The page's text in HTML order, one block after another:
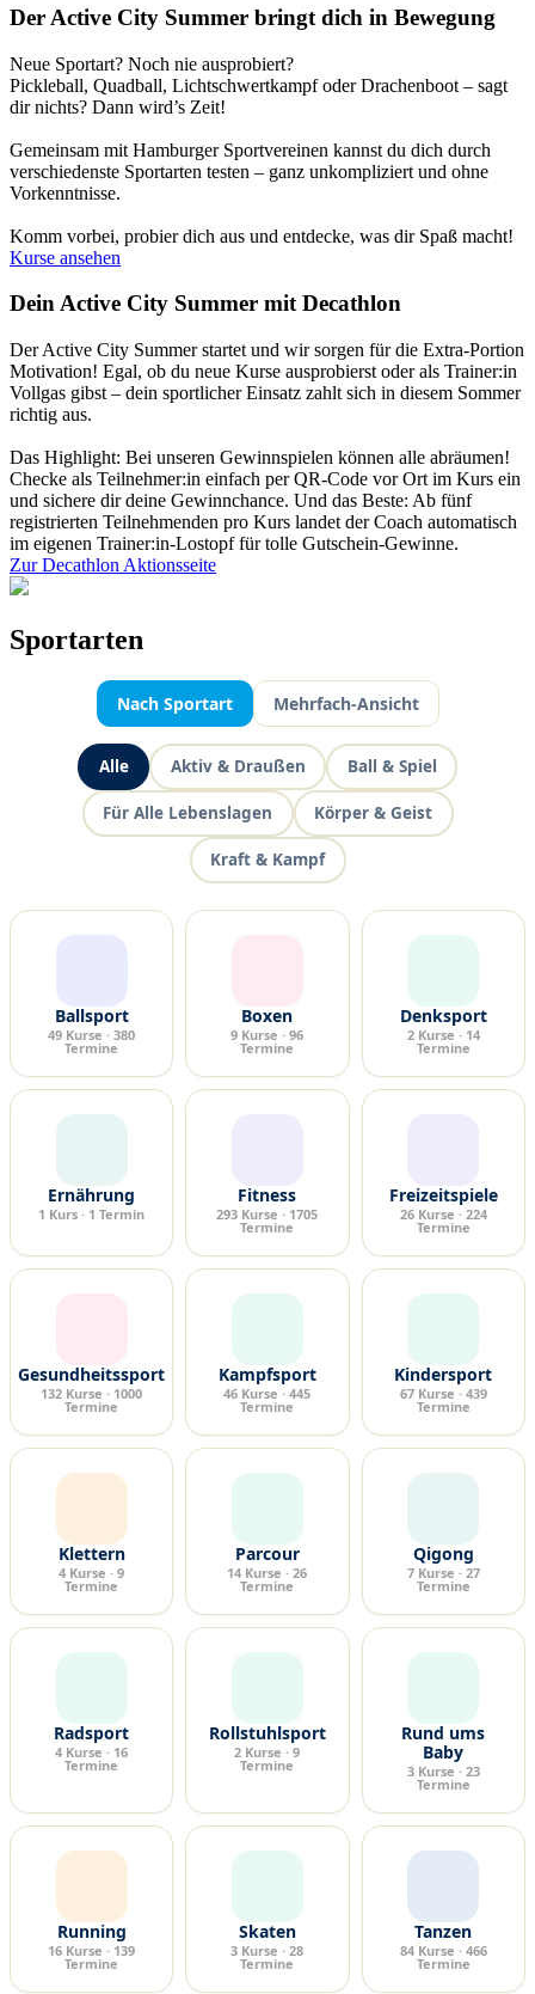
Der Active City Summer bringt dich in Bewegung
Neue Sportart? Noch nie ausprobiert?
Pickleball, Quadball, Lichtschwertkampf oder Drachenboot – sagt
dir nichts? Dann wird’s Zeit!
Gemeinsam mit Hamburger Sportvereinen kannst du dich durch
verschiedenste Sportarten testen – ganz unkompliziert und ohne
Vorkenntnisse.
Komm vorbei, probier dich aus und entdecke, was dir Spaß macht!
Kurse ansehen
Dein Active City Summer mit Decathlon
Der Active City Summer startet und wir sorgen für die Extra-Portion
Motivation! Egal, ob du neue Kurse ausprobierst oder als Trainer:in
Vollgas gibst – dein sportlicher Einsatz zahlt sich in diesem Sommer
richtig aus.
Das Highlight: Bei unseren Gewinnspielen können alle abräumen!
Checke als Teilnehmer:in einfach per QR-Code vor Ort im Kurs ein
und sichere dir deine Gewinnchance. Und das Beste: Ab fünf
registrierten Teilnehmenden pro Kurs landet der Coach automatisch
im eigenen Trainer:in-Lostopf für tolle Gutschein-Gewinne.
Zur Decathlon Aktionsseite
Sportarten
Nach Sportart Mehrfach-Ansicht
Alle Aktiv & Draußen Ball & Spiel
Für Alle Lebenslagen Körper & Geist
Kraft & Kampf
Ballsport
49 Kurse · 380
Termine
Boxen
9 Kurse · 96
Termine
Denksport
2 Kurse · 14
Termine
Ernährung
1 Kurs · 1 Termin
Fitness
293 Kurse · 1705
Termine
Freizeitspiele
26 Kurse · 224
Termine
Gesundheitssport
132 Kurse · 1000
Termine
Kampfsport
46 Kurse · 445
Termine
Kindersport
67 Kurse · 439
Termine
Klettern
4 Kurse · 9
Termine
Parcour
14 Kurse · 26
Termine
Qigong
7 Kurse · 27
Termine
Radsport
4 Kurse · 16
Termine
Rollstuhlsport
2 Kurse · 9
Termine
Rund ums
Baby
3 Kurse · 23
Termine
Running
16 Kurse · 139
Termine
Skaten
3 Kurse · 28
Termine
Tanzen
84 Kurse · 466
Termine